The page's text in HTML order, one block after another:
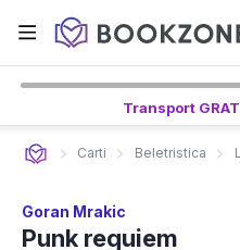
Transport
Carti Beletristica
Goran Mrakic
Punk requiem